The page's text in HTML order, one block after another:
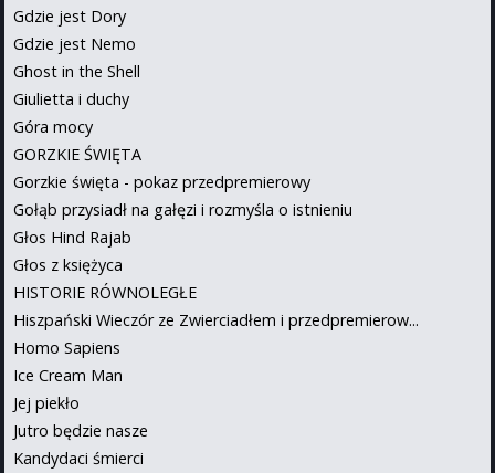
Gdzie jest Dory
Gdzie jest Nemo
Ghost in the Shell
Giulietta i duchy
Góra mocy
GORZKIE ŚWIĘTA
Gorzkie święta - pokaz przedpremierowy
Gołąb przysiadł na gałęzi i rozmyśla o istnieniu
Głos Hind Rajab
Głos z księżyca
HISTORIE RÓWNOLEGŁE
Hiszpański Wieczór ze Zwierciadłem i przedpremierow...
Homo Sapiens
Ice Cream Man
Jej piekło
Jutro będzie nasze
Kandydaci śmierci